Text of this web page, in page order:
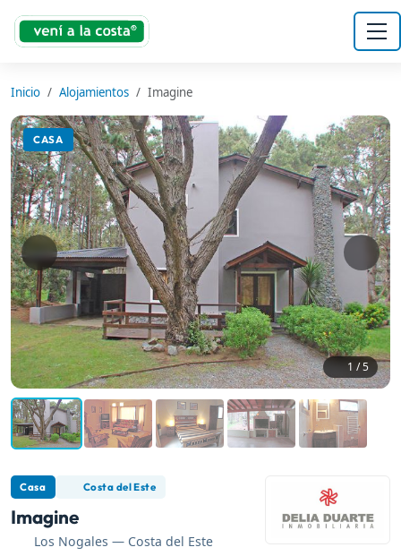
Inicio Alojamientos Imagine
CASA
1 / 5
Casa Costa del Este
Imagine
Los Nogales — Costa del Este